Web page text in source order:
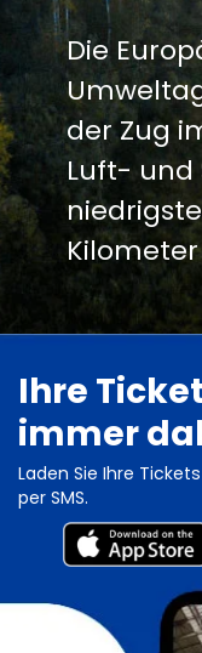
Die
der Zug
Luft- und
Ihre
immer
Laden Sie Ihre
per SMS.